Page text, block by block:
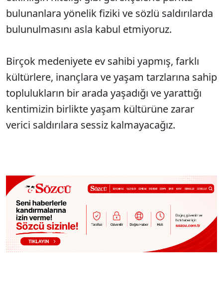
bulunanlara yönelik fiziki ve sözlü saldırılarda
bulunulmasını asla kabul etmiyoruz.
Birçok medeniyete ev sahibi yapmış, farklı
kültürlere, inançlara ve yaşam tarzlarına sahip
toplulukların bir arada yaşadığı ve yarattığı
kentimizin birlikte yaşam kültürüne zarar
verici saldırılara sessiz kalmayacağız.